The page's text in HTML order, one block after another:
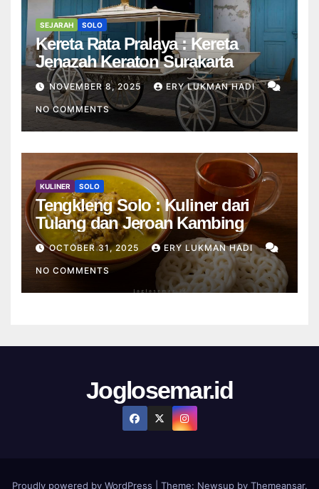
SEJARAH SOLO
Kereta Rata Pralaya : Kereta
Jenazah Keraton Surakarta
NOVEMBER 8, 2025 ERY LUKMAN HADI
NO COMMENTS
KULINER SOLO
Tengkleng Solo : Kuliner dari
Tulang dan Jeroan Kambing
OCTOBER 31, 2025 ERY LUKMAN HADI
NO COMMENTS
Joglosemar.id
Proudly powered by WordPress Theme: Newsupby Themeansar.